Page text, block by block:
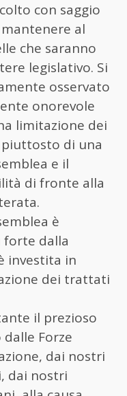
con saggio
al
che saranno
legislativo. Si
osservato
onorevole
limitazione dei
piuttosto di una
e il
di fronte alla
è
dalla
investita in
dei trattati
il prezioso
Forze
dai nostri
dai nostri